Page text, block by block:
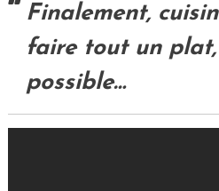
Finalement,
faire tout un plat,
possible…